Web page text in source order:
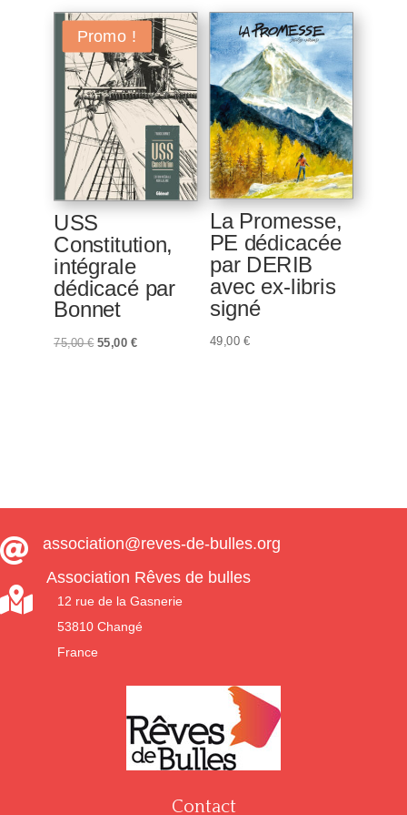
Promo !
USS
Constitution,
intégrale
dédicacé par
Bonnet
75,00€ Le
55,00 €Le
La Promesse,
PE dédicacée
par DERIB
avec ex-libris
signé
49,00 €
 association@reves-de-bulles.org

Association Rêves de bulles
12 rue de la Gasnerie
53810 Changé
France
Contact